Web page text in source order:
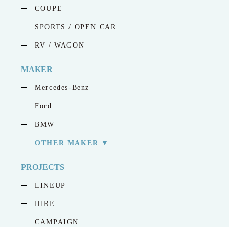
COUPE
SPORTS / OPEN CAR
RV / WAGON
MAKER
Mercedes-Benz
Ford
BMW
OTHER MAKER
PROJECTS
LINEUP
HIRE
CAMPAIGN